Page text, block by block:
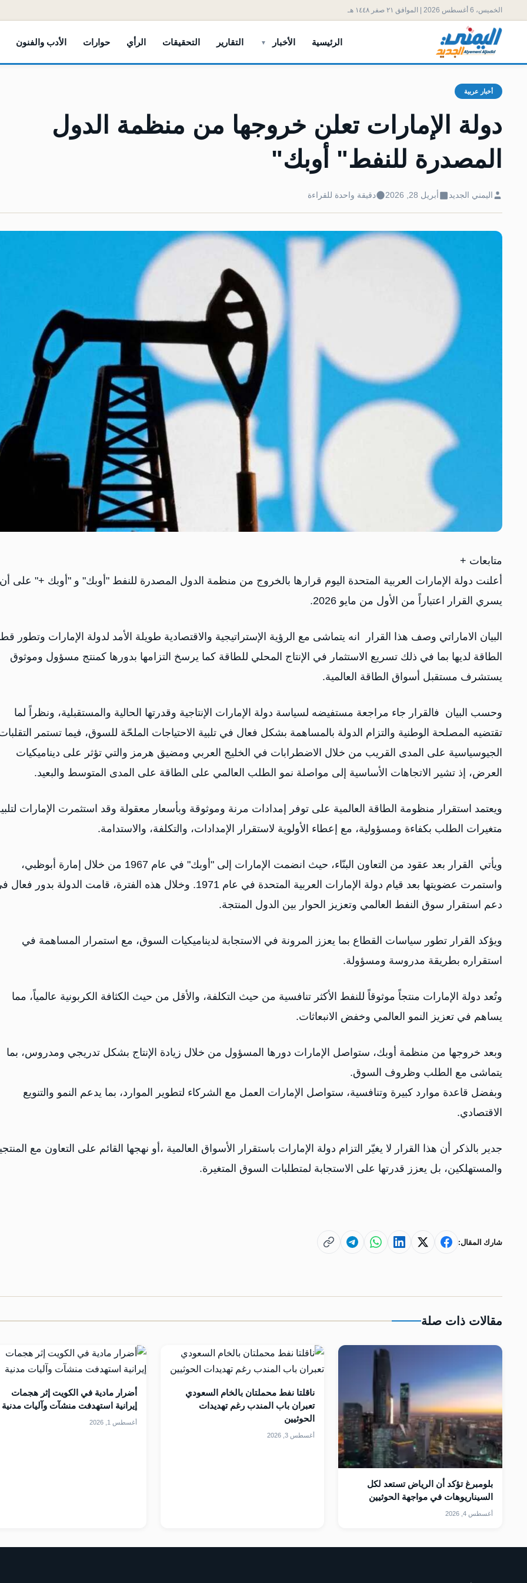
الخميس، 6 أغسطس 2026 | الموافق ٢١ صفر ١٤٤٨ هـ
الرئيسية الأخبار التقارير التحقيقات الرأي حوارات الأدب والفنون
أخبار عربية
دولة الإمارات تعلن خروجها من منظمة الدول
المصدرة للنفط" أوبك"
اليمني الجديد أبريل 28, 2026 دقيقة واحدة للقراءة
متابعات +
أعلنت دولة الإمارات العربية المتحدة اليوم قرارها بالخروج من منظمة الدول المصدرة للنفط "أوبك" و "أوبك +" على أن
يسري القرار اعتباراً من الأول من مايو 2026.
البيان الاماراتي وصف هذا القرار انه يتماشى مع الرؤية الإستراتيجية والاقتصادية طويلة الأمد لدولة الإمارات وتطور
الطاقة لديها بما في ذلك تسريع الاستثمار في الإنتاج المحلي للطاقة كما يرسخ التزامها بدورها كمنتج مسؤول وموثوق
يستشرف مستقبل أسواق الطاقة العالمية.
وحسب البيان فالقرار جاء مراجعة مستفيضه لسياسة دولة الإمارات الإنتاجية وقدرتها الحالية والمستقبلية، ونظراً لما
تقتضيه المصلحة الوطنية والتزام الدولة بالمساهمة بشكل فعال في تلبية الاحتياجات الملحّة للسوق، فيما تستمر
الجيوسياسية على المدى القريب من خلال الاضطرابات في الخليج العربي ومضيق هرمز والتي تؤثر على ديناميكيات
العرض، إذ تشير الاتجاهات الأساسية إلى مواصلة نمو الطلب العالمي على الطاقة على المدى المتوسط والبعيد.
ويعتمد استقرار منظومة الطاقة العالمية على توفر إمدادات مرنة وموثوقة وبأسعار معقولة وقد استثمرت الإمارات
متغيرات الطلب بكفاءة ومسؤولية، مع إعطاء الأولوية لاستقرار الإمدادات، والتكلفة، والاستدامة.
ويأتي القرار بعد عقود من التعاون البنّاء، حيث انضمت الإمارات إلى "أوبك" في عام 1967 من خلال إمارة أبوظبي،
واستمرت عضويتها بعد قيام دولة الإمارات العربية المتحدة في عام 1971. وخلال هذه الفترة، قامت الدولة بدور
دعم استقرار سوق النفط العالمي وتعزيز الحوار بين الدول المنتجة.
ويؤكد القرار تطور سياسات القطاع بما يعزز المرونة في الاستجابة لديناميكيات السوق، مع استمرار المساهمة في
استقراره بطريقة مدروسة ومسؤولة.
وتُعد دولة الإمارات منتجاً موثوقاً للنفط الأكثر تنافسية من حيث التكلفة، والأقل من حيث الكثافة الكربونية عالمياً، مما
يساهم في تعزيز النمو العالمي وخفض الانبعاثات.
وبعد خروجها من منظمة أوبك، ستواصل الإمارات دورها المسؤول من خلال زيادة الإنتاج بشكل تدريجي ومدروس، بما
يتماشى مع الطلب وظروف السوق.
وبفضل قاعدة موارد كبيرة وتنافسية، ستواصل الإمارات العمل مع الشركاء لتطوير الموارد، بما يدعم النمو والتنويع
الاقتصادي.
جدير بالذكر أن هذا القرار لا يغيّر التزام دولة الإمارات باستقرار الأسواق العالمية ،أو نهجها القائم على التعاون مع
والمستهلكين، بل يعزز قدرتها على الاستجابة لمتطلبات السوق المتغيرة.
شارك المقال:
مقالات ذات صلة
بلومبرغ تؤكد أن الرياض تستعد لكل
السيناريوهات في مواجهة الحوثيين
أغسطس 4, 2026
ناقلتا نفط محملتان بالخام السعودي
تعبران باب المندب رغم تهديدات
الحوثيين
أغسطس 3, 2026
أضرار مادية في الكويت إثر هجمات
إيرانية استهدفت منشآت وآليات مدنية
أغسطس 1, 2026